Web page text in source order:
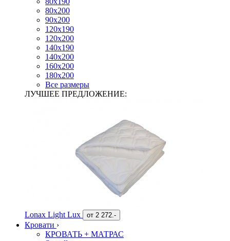
80х200
90х200
120х190
120х200
140х190
140х200
160х200
180х200
Все размеры
ЛУЧШЕЕ ПРЕДЛОЖЕНИЕ:
Lonax Light Lux от 2 272.-
Кровати ›
КРОВАТЬ + МАТРАС